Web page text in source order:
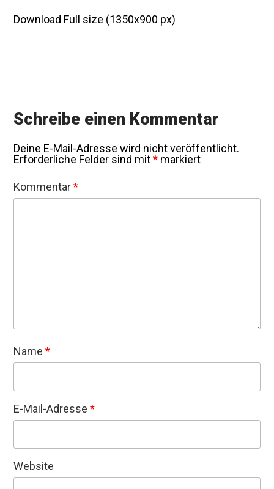
Download Full size (1350x900 px)
Schreibe einen Kommentar
Deine E-Mail-Adresse wird nicht veröffentlicht.
Erforderliche Felder sind mit* markiert
Kommentar*
Name*
E-Mail-Adresse*
Website